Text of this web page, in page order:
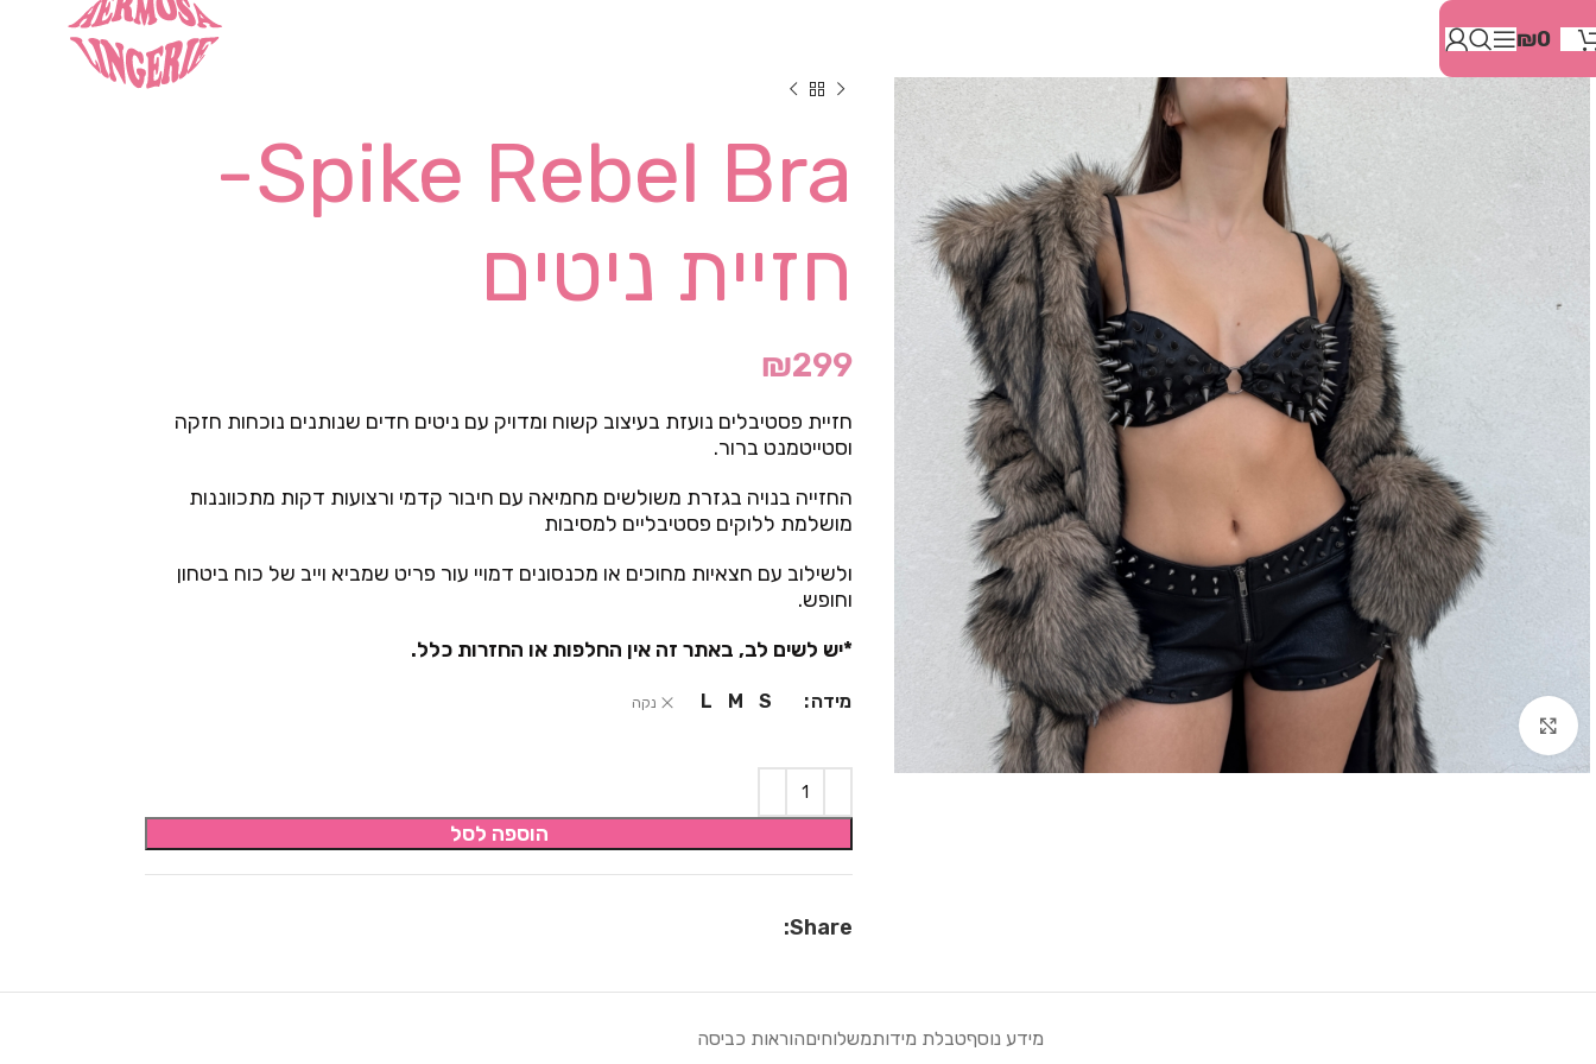
זֶה
מַעֲרֶכֶת
"המרכז
הישראלי
לְהַנְגָּשָׁת
לִפְתִיחַת
תַּפְרִיט
₪0
Click to enlarge
Spike Rebel Bra-
חזיית ניטים
₪299
חזיית פסטיבלים נועזת בעיצוב קשוח ומדויק עם ניטים חדים שנותנים נוכחות חזקה
וסטייטמנט ברור.
החזייה בנויה בגזרת משולשים מחמיאה עם חיבור קדמי ורצועות דקות מתכווננות
מושלמת ללוקים פסטיבליים למסיבות
ולשילוב עם חצאיות מחוכים או מכנסונים דמויי עור פריט שמביא וייב של כוח ביטחון
וחופש.
*יש לשים לב, באתר זה אין החלפות או החזרות כלל.
מידה S
M
L נקה
הוספה לסל
Share:
מידע נוסףטבלת מידותמשלוחיםהוראות כביסה